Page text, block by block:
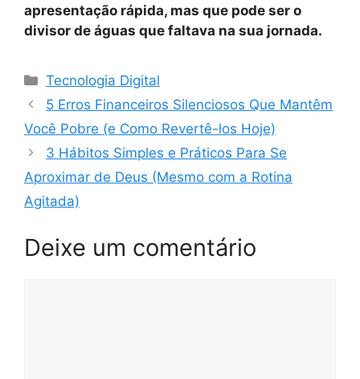
apresentação rápida, mas que pode ser o
divisor de águas que faltava na sua jornada.
Categorias
Tecnologia Digital
5 Erros Financeiros Silenciosos Que Mantêm
Você Pobre (e Como Revertê-los Hoje)
3 Hábitos Simples e Práticos Para Se
Aproximar de Deus (Mesmo com a Rotina
Agitada)
Deixe um comentário